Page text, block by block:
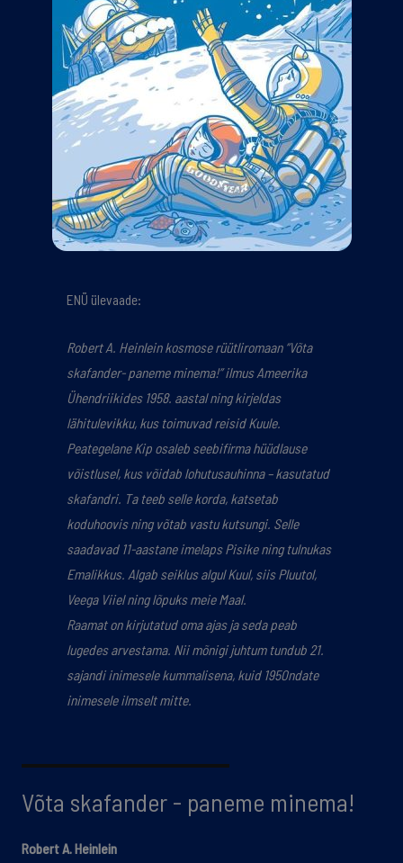
ENÜ ülevaade:
Robert A. Heinlein kosmose rüütliromaan “Võta
skafander- paneme minema!” ilmus Ameerika
Ühendriikides 1958. aastal ning kirjeldas
lähitulevikku, kus toimuvad reisid Kuule.
Peategelane Kip osaleb seebifirma hüüdlause
võistlusel, kus võidab lohutusauhinna – kasutatud
skafandri. Ta teeb selle korda, katsetab
koduhoovis ning võtab vastu kutsungi. Selle
saadavad 11-aastane imelaps Pisike ning tulnukas
Emalikkus. Algab seiklus algul Kuul, siis Pluutol,
Veega Viiel ning lõpuks meie Maal.
Raamat on kirjutatud oma ajas ja seda peab
lugedes arvestama. Nii mõnigi juhtum tundub 21.
sajandi inimesele kummalisena, kuid 1950ndate
inimesele ilmselt mitte.
Võta skafander - paneme minema!
Robert A. Heinlein